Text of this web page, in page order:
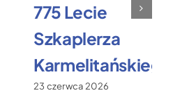
775 Lecie
Szkaplerza
Karmelitańskiego
23 czerwca 2026